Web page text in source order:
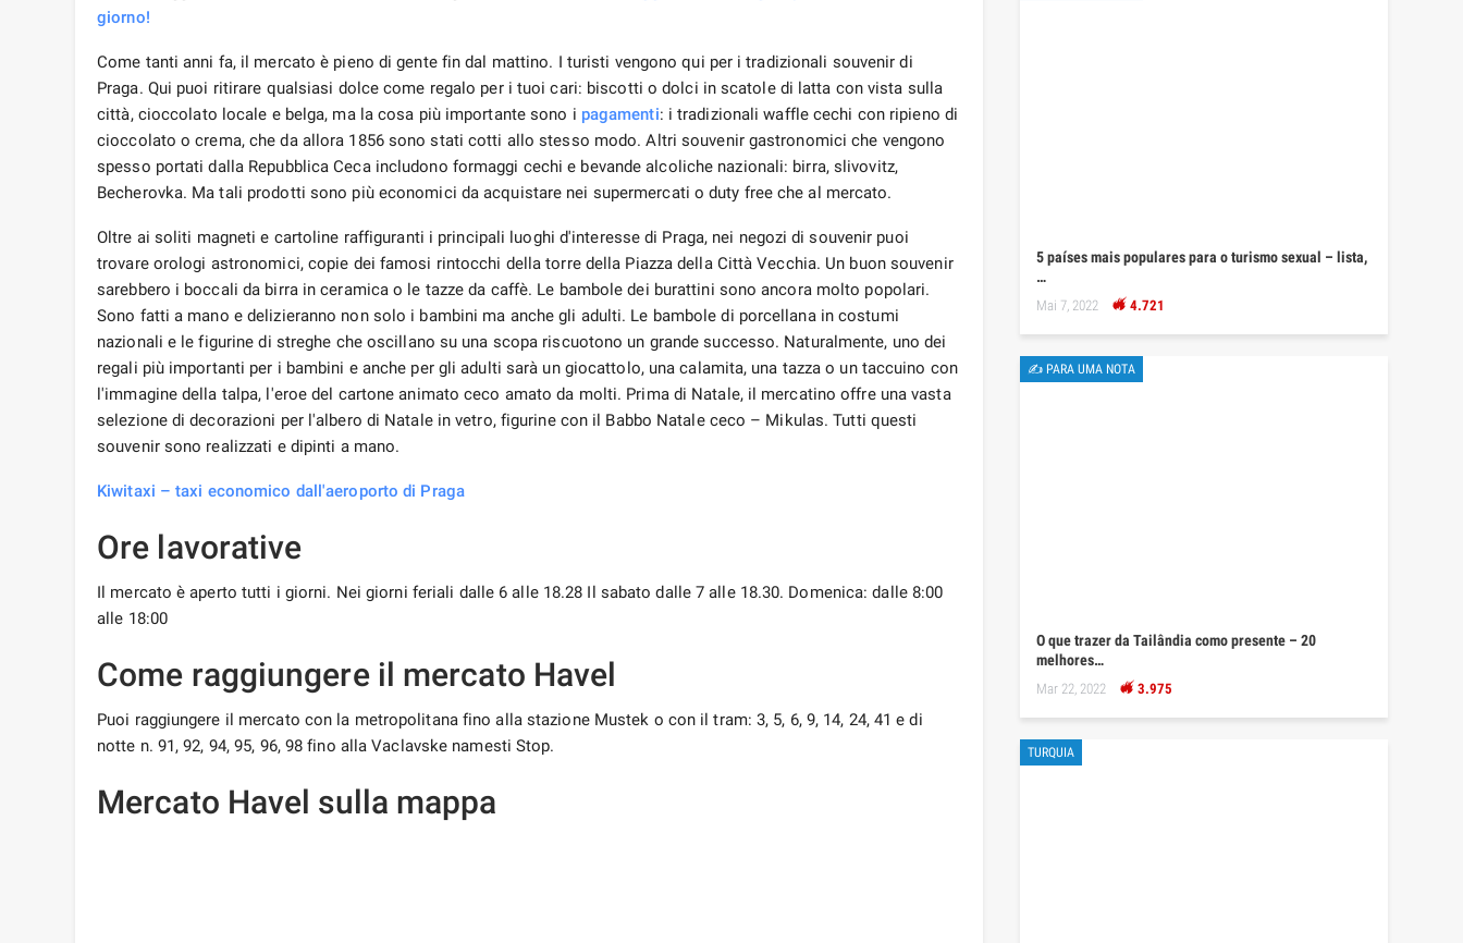
giorno!
Come tanti anni fa, il mercato è pieno di gente fin dal mattino. I turisti vengono qui per i tradizionali souvenir di
Praga. Qui puoi ritirare qualsiasi dolce come regalo per i tuoi cari: biscotti o dolci in scatole di latta con vista sulla
città, cioccolato locale e belga, ma la cosa più importante sono i pagamenti: i tradizionali waffle cechi con ripieno di
cioccolato o crema, che da allora 1856 sono stati cotti allo stesso modo. Altri souvenir gastronomici che vengono
spesso portati dalla Repubblica Ceca includono formaggi cechi e bevande alcoliche nazionali: birra, slivovitz,
Becherovka. Ma tali prodotti sono più economici da acquistare nei supermercati o duty free che al mercato.
Oltre ai soliti magneti e cartoline raffiguranti i principali luoghi d'interesse di Praga, nei negozi di souvenir puoi
trovare orologi astronomici, copie dei famosi rintocchi della torre della Piazza della Città Vecchia. Un buon souvenir
sarebbero i boccali da birra in ceramica o le tazze da caffè. Le bambole dei burattini sono ancora molto popolari.
Sono fatti a mano e delizieranno non solo i bambini ma anche gli adulti. Le bambole di porcellana in costumi
nazionali e le figurine di streghe che oscillano su una scopa riscuotono un grande successo. Naturalmente, uno dei
regali più importanti per i bambini e anche per gli adulti sarà un giocattolo, una calamita, una tazza o un taccuino con
l'immagine della talpa, l'eroe del cartone animato ceco amato da molti. Prima di Natale, il mercatino offre una vasta
selezione di decorazioni per l'albero di Natale in vetro, figurine con il Babbo Natale ceco – Mikulas. Tutti questi
souvenir sono realizzati e dipinti a mano.
Kiwitaxi – taxi economico dall'aeroporto di Praga
Ore lavorative
Il mercato è aperto tutti i giorni. Nei giorni feriali dalle 6 alle 18.28 Il sabato dalle 7 alle 18.30. Domenica: dalle 8:00
alle 18:00
Come raggiungere il mercato Havel
Puoi raggiungere il mercato con la metropolitana fino alla stazione Mustek o con il tram: 3, 5, 6, 9, 14, 24, 41 e di
notte n. 91, 92, 94, 95, 96, 98 fino alla Vaclavske namesti Stop.
Mercato Havel sulla mappa
5 países mais populares para o turismo sexual – lista,
…
Mai 7, 2022 4.721
✍ PARA UMA NOTA
O que trazer da Tailândia como presente – 20
melhores…
Mar 22, 2022 3.975
TURQUIA